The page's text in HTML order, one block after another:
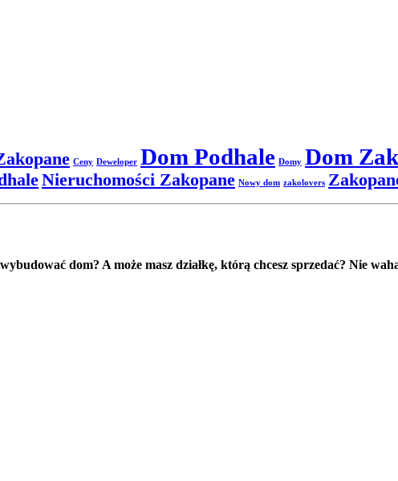
Ceny Deweloper Dom Podhale Domy Dom
Nieruchomości Zakopane Nowy dom zakolovers
dom? A może masz działkę, którą chcesz sprzedać? Nie